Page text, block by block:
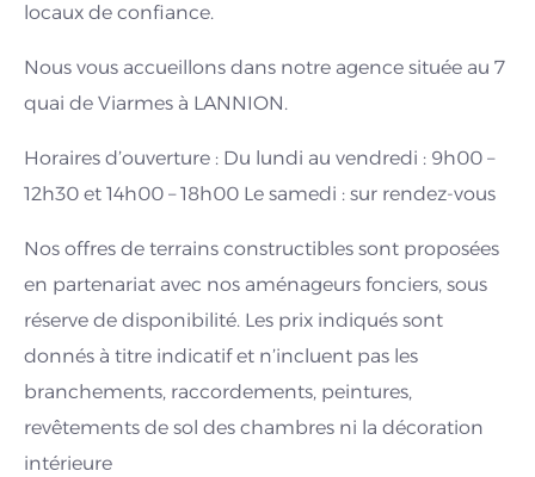
locaux de confiance.
Nous vous accueillons dans notre agence située au 7
quai de Viarmes à LANNION.
Horaires d’ouverture : Du lundi au vendredi : 9h00 –
12h30 et 14h00 – 18h00 Le samedi : sur rendez-vous
Nos offres de terrains constructibles sont proposées
en partenariat avec nos aménageurs fonciers, sous
réserve de disponibilité. Les prix indiqués sont
donnés à titre indicatif et n’incluent pas les
branchements, raccordements, peintures,
revêtements de sol des chambres ni la décoration
intérieure